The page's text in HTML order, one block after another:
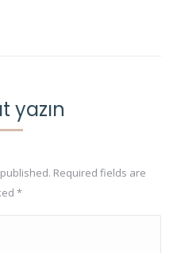
yazın
Required fields are
*